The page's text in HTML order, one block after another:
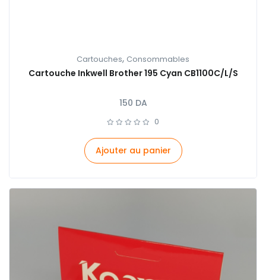
Cartouches, Consommables
Cartouche Inkwell Brother 195 Cyan CB1100C/L/S
150 DA
0
Ajouter au panier